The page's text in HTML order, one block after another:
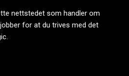
nettstedet som handler om
for at du trives med det